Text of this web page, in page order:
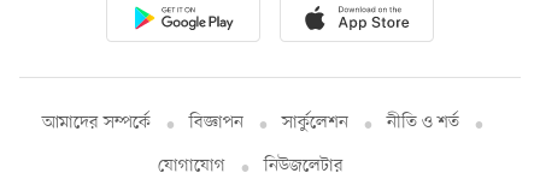
আমাদের সম্পর্কে বিজ্ঞাপন সার্কুলেশন
নীতি ও শর্ত
যোগাযোগ
নিউজলেটার